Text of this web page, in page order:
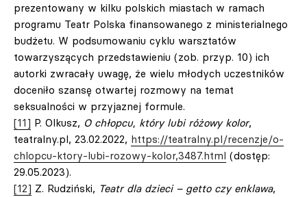
prezentowany w kilku polskich miastach w ramach
programu Teatr Polska finansowanego z ministerialnego
budżetu. W podsumowaniu cyklu warsztatów
towarzyszących przedstawieniu (zob. przyp. 10) ich
autorki zwracały uwagę, że wielu młodych uczestników
doceniło szansę otwartej rozmowy na temat
seksualności w przyjaznej formule.
[11] P. Olkusz, O chłopcu, który lubi różowy kolor,
teatralny.pl, 23.02.2022, https://teatralny.pl/recenzje/o-
chlopcu-ktory-lubi-rozowy-kolor,3487.html (dostęp:
29.05.2023).
[12] Z. Rudziński, Teatr dla dzieci – getto czy enklawa,